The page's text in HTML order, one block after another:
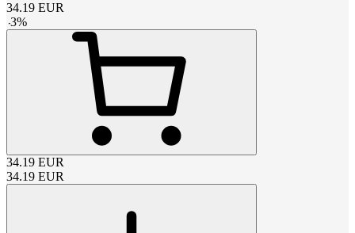
34.19 EUR
-3%
34.19 EUR
34.19 EUR